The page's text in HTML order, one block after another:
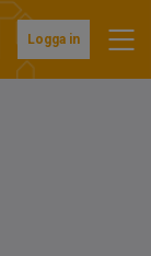
Logga in